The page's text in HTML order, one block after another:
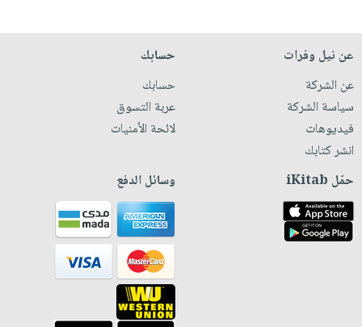
عن نيل وفرات
عن الشركة
سياسة الشركة
فيديوهات
انشر كتابك
حسابك
حسابك
عربة التسوق
لائحة الأمنيات
حمّل iKitab وسائل الدفع